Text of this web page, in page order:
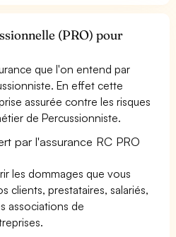
(PRO) pour
que l'on entend par
En effet cette
assurée contre les risques
de Percussionniste.
par l'assurance RC PRO
les dommages que vous
clients, prestataires, salariés,
associations de